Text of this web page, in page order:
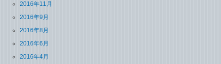
2016年11月
2016年9月
2016年8月
2016年6月
2016年4月